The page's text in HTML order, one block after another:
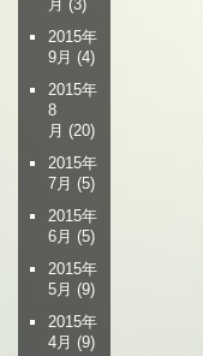
月 (3)
2015年
9月 (4)
2015年
8
月 (20)
2015年
7月 (5)
2015年
6月 (5)
2015年
5月 (9)
2015年
4月 (9)